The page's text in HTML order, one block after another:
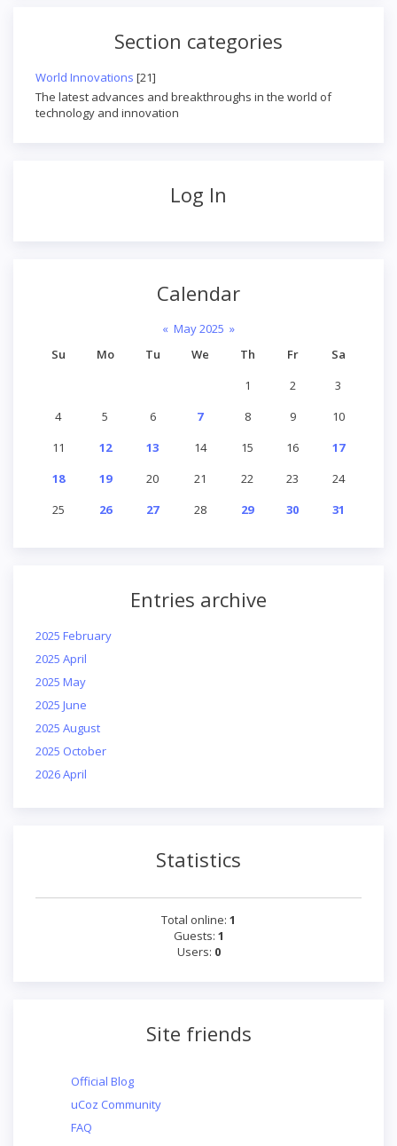
Section categories
World Innovations [21]
The latest advances and breakthroughs in the world of
technology and innovation
Log In
Calendar
« May 2025 »
Su
Mo Tu We Th Fr
Sa
1
2
3
4
5 6 7 8 9
10
11
12 13 14 15 16
17
18
19 20 21 22 23
24
25
26 27 28 29 30 31
Entries archive
2025 February
2025 April
2025 May
2025 June
2025 August
2025 October
2026 April
Statistics
Total online: 1
Guests: 1
Users: 0
Site friends
Official Blog
uCoz Community
FAQ